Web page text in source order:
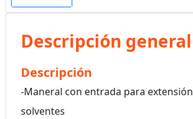
Descripción general
Descripción
-Maneral con entrada para
solventes